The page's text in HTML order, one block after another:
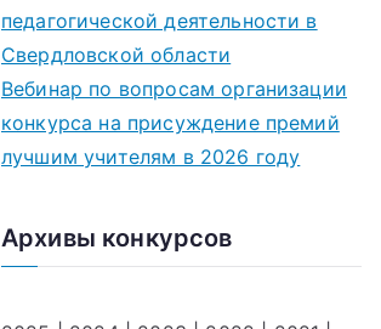
педагогической деятельности в
Свердловской области
Вебинар по вопросам организации
конкурса на присуждение премий
лучшим учителям в 2026 году
Архивы конкурсов